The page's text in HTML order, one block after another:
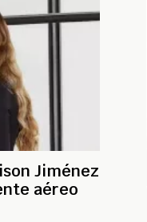
Jiménez
aéreo